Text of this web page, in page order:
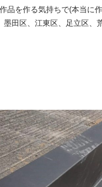
品を作る気持ちで(本当に
田区、江東区、足立区、